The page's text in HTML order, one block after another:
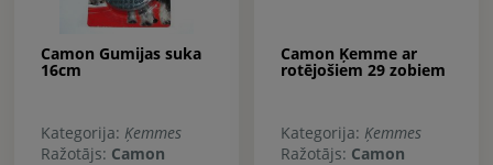
Camon Gumijas suka
16cm
Kategorija: Ķemmes
Ražotājs: Camon
Camon Ķemme ar
rotējošiem 29 zobiem
Kategorija: Ķemmes
Ražotājs: Camon